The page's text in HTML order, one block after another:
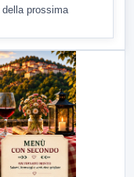
prossima